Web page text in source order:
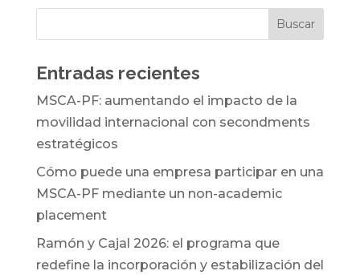
Entradas recientes
MSCA-PF: aumentando el impacto de la
movilidad internacional con secondments
estratégicos
Cómo puede una empresa participar en una
MSCA-PF mediante un non-academic
placement
Ramón y Cajal 2026: el programa que
redefine la incorporación y estabilización del